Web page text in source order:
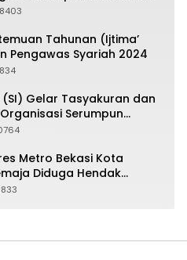
Aksi Rakyat
Tahunan (Ijtima’
Pengawas Syariah 2024
Gelar Tasyakuran dan
Serumpun
Metro Bekasi Kota
Diduga Hendak